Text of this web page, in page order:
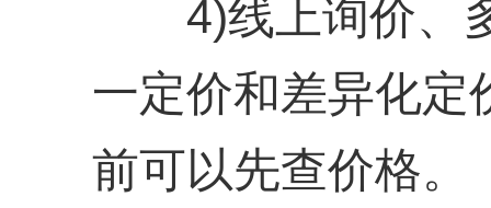
4)线上询价、多
一定价和差异化定
前可以先查价格。